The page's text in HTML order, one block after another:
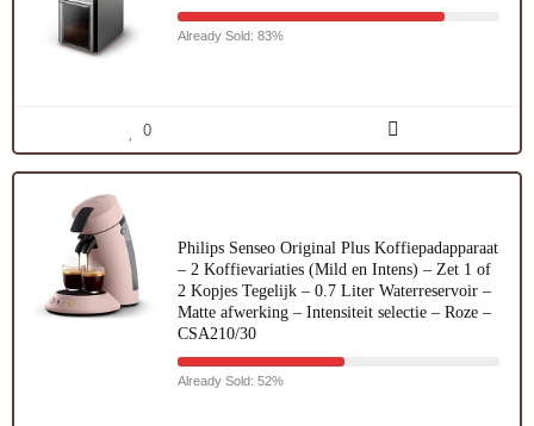
Already Sold: 83%
0
Philips Senseo Original Plus Koffiepadapparaat
– 2 Koffievariaties (Mild en Intens) – Zet 1 of
2 Kopjes Tegelijk – 0.7 Liter Waterreservoir –
Matte afwerking – Intensiteit selectie – Roze –
CSA210/30
Already Sold: 52%